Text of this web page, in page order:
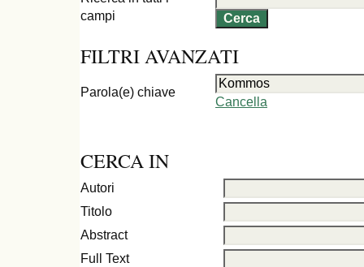
campi
FILTRI AVANZATI
Parola(e) chiave
Cancella
CERCA IN
Autori
Titolo
Abstract
Full Text